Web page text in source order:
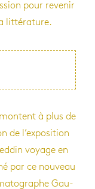
pour reve­nir
lit­té­ra­ture.
à plus de
de l’ex­po­si­tion
voyage en
par ce nou­veau
Gau­